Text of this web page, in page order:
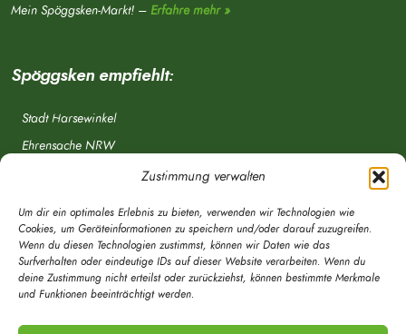
Zustimmung verwalten
Um dir ein optimales Erlebnis zu bieten, verwenden wir Technologien wie
Cookies, um Geräteinformationen zu speichern und/oder darauf zuzugreifen.
Wenn du diesen Technologien zustimmst, können wir Daten wie das
Surfverhalten oder eindeutige IDs auf dieser Website verarbeiten. Wenn du
deine Zustimmung nicht erteilst oder zurückziehst, können bestimmte Merkmale
und Funktionen beeinträchtigt werden.
Mein Spöggsken-Markt! – Erfahre mehr »
Spöggsken empfiehlt:
Stadt Harsewinkel
Ehrensache NRW
OWL Verkehr
Greffen.de
Verkehrsverein Harsewinkel e. V.